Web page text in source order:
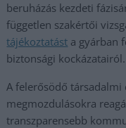
beruházás kezdeti
független szakértői
tájékoztatást a gyárban
biztonsági kockázatairól.
A felerősödő társadalmi
megmozdulásokra
transzparensebb